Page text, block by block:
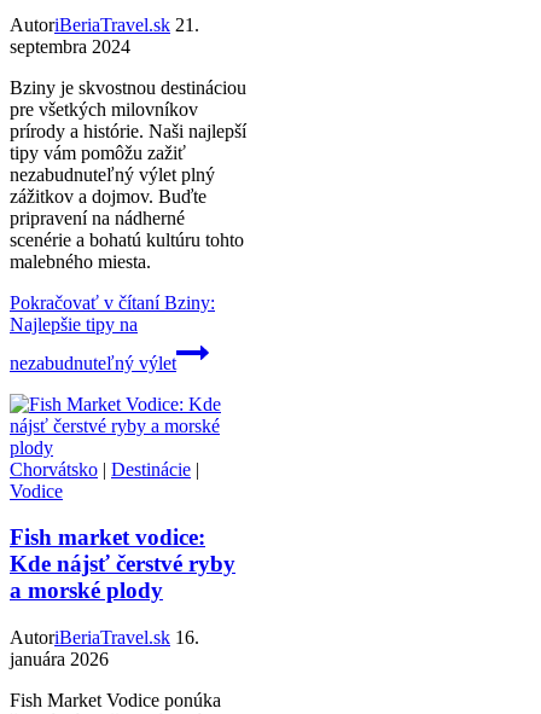
AutoriBeriaTravel.sk 21.
septembra 2024
Bziny je skvostnou destináciou
pre všetkých milovníkov
prírody a histórie. Naši najlepší
tipy vám pomôžu zažiť
nezabudnuteľný výlet plný
zážitkov a dojmov. Buďte
pripravení na nádherné
scenérie a bohatú kultúru tohto
malebného miesta.
Pokračovať v čítaníBziny:
Najlepšie tipy na
nezabudnuteľný výlet
Chorvátsko | Destinácie |
Vodice
Fish market vodice:
Kde nájsť čerstvé ryby
a morské plody
AutoriBeriaTravel.sk 16.
januára 2026
Fish Market Vodice ponúka